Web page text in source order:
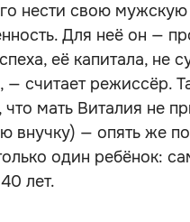
нести свою мужскую
Для неё он —
её капитала, не
— считает режиссёр.
что мать Виталия не
внучку) — опять же
один ребёнок:
лет.